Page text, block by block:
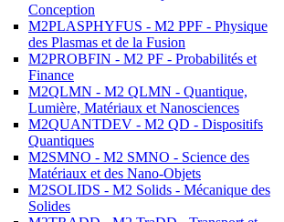
Conception
M2PLASPHYFUS - M2 PPF - Physique
des Plasmas et de la Fusion
M2PROBFIN - M2 PF - Probabilités et
Finance
M2QLMN - M2 QLMN - Quantique,
Lumière, Matériaux et Nanosciences
M2QUANTDEV - M2 QD - Dispositifs
Quantiques
M2SMNO - M2 SMNO - Science des
Matériaux et des Nano-Objets
M2SOLIDS - M2 Solids - Mécanique des
Solides